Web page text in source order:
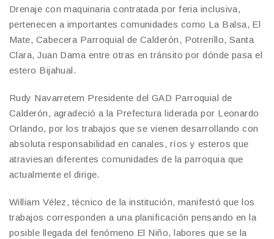
Drenaje con maquinaria contratada por feria inclusiva,
pertenecen a importantes comunidades como La Balsa, El
Mate, Cabecera Parroquial de Calderón, Potrerillo, Santa
Clara, Juan Dama entre otras en tránsito por dónde pasa el
estero Bijahual.
Rudy Navarretem Presidente del GAD Parroquial de
Calderón, agradeció a la Prefectura liderada por Leonardo
Orlando, por los trabajos que se vienen desarrollando con
absoluta responsabilidad en canales, ríos y esteros que
atraviesan diferentes comunidades de la parroquia que
actualmente el dirige.
William Vélez, técnico de la institución, manifestó que los
trabajos corresponden a una planificación pensando en la
posible llegada del fenómeno El Niño, labores que se la